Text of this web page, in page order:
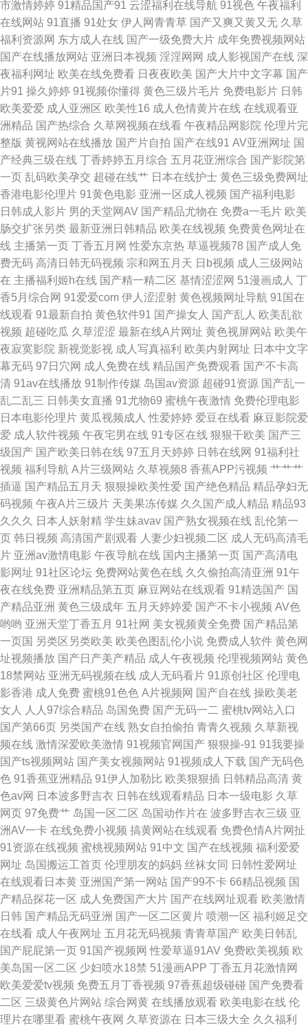
美女 亚洲最大成人久久 国产网址线路 91黑丝美女大胸被艹 日韩a 超碰97网
五月激情婷婷深深爱 女同精品 AV不卡在线播放 天堂男人香蕉999 A级曰逼
视频 丁香五月色播网 91嫩草国产精品 婷婷av福利 www豆花社区 无码中文
字幕懂色 久久草视频 91性福短视频 成人斗音视频 国产精品久久孕妇 老湿机
福利影院 人妖另类人兽 婷婷五月先锋 91豆花在线免费观看 91免费看片天堂
毛片基地破处 亚洲成人综合小说网 91Aⅴ中出 91小网站 福利影院你懂的 久
久中文骚 日本三级99 先锋资源色色 91久久极品影视 成人精品日韩精品 欧美
日韩性爱网 日韩精品导航 影音先锋性爱aV 91爱啪啪 91麻豆传媒国产大片
91嫂子在线 91大神免费在线 久久精品欧美 欧美操逼1区2区视频 婷婷五月天
资源站 一区二区三区国产少妇 亚洲狼人综合社区 91在线观看播放网址 欧美
日韩干逼网站 91午夜色色 老女人综合网 在线不卡视频一区 国产人妖性爱在
线观看 国产黑料福利社 成人免费视 日韩无码丝袜网址 91桃色国产探花 久久
大香蕉伊人 国产福利精品一 四虎论坛 91在线网页视频 免费AV网址在线观看
91导航在线观看 国产精品禁久久 日韩深夜肏逼啪啪啪 www91免费福利 人妖
自蔚 91桃色国产探花 激情自拍第三区 午夜视频网站 99prom在线视频 日本
高清 91精品91 狠狠成人集合 伪娘网站 狠狠日日 老司机精品专区 91福利主
播 韩国福利二区综合 先锋影音熟女AV资源 91足交欧美毛片 毛片水多多
91av免费网址 久久高清黄色视频网 91大神精品 国产在线ts 一级片秋霞黄色
网 www操欧美 三级片黄色网址 91视在线视频 久草福利1 伊人久久狼
www91网址 欧美国产久草在线观看 91豆花视频观看 东方va地址在线观看
日韩无螥 91你免费视频在线 黑丝美女自慰网站
市激情婷婷 91精品国产91 云涩福利在线导航 91视色 午夜福利
在线网站 91直播 91处女 伊人网青青草 国产又爽又黄又无 久草
福利资源网 东方成人在线 国产一级免费大片 成年免费视频网站
国产在线播放网站 亚洲日本视频 淫淫网网 成人影视国产在线 深
夜福利网址 欧美在线免费看 日夜夜欧美 国产大片中文字幕 国产
片91 操久婷婷 91视频你懂得 黄色三级片毛片 免费电影片 日韩
欧美爱爱 成人亚洲区 欧美性16 成人色情黄片在线 在线观看亚
洲精品 国产热综合 久草网视频在线看 午夜精品网影院 伦理片完
整版 黄视网站在线播放 国产片自拍 国产在线91 AV亚洲网址 国
产经典三级在线 丁香婷婷五月综合 五月花亚洲综合 国产影院第
一页 乱码欧美孕交 超碰在线艹 日本在线护士 黄色三级免费网址
香港电影伦理片 91黄色电影 亚洲一区成人视频 国产福利电影
日韩成人影片 男的天堂网AV 国产精品尤物在 免费a一毛片 欧美
肠交扩张另类 最新亚洲日韩精品 欧美在线视频 免费黄色网址在
线 主播第一页 丁香五月网 性爱东京热 草逼视频78 国产成人免
费无码 高清日韩无码视频 宗和网五月天 日b视频 成人三级网站
在 主播福利姬h在线 国产精一精二区 基情涩涩网 51漫画成人 丁
香5月综合网 91爱爱com 伊人涩涩射 黄色视频网址导航 91国在
线观看 91最新自拍 黄色软件91 国产操女人 国产乱人 欧美乱欲
视频 超碰吃瓜 久草涩涩 最新在线A片网址 黄色视屏网站 欧美午
夜寂寞影院 新视觉影视 成人写真福利 欧美内射网址 日本中文字
幕无码 97日穴网 成人免费在线 精品国产免费观看 国产不卡高
清 91av在线播放 91制作传媒 岛国av资源 超碰91资源 国产乱一
乱二乱三 日韩美女直播 91尤物69 蜜桃午夜激情 免费伦理电影
日本电影伦理片 黄瓜视频成人 性爱婷婷 爱豆在线看 麻豆影院爱
爱 成人软件视频 午夜宅男在线 91专区在线 狠狠干欧美 国产三
级国产 国产欧美日韩在线 97五月天婷婷 日韩在线网 91福利社
视频 福利导航 A片三级网站 久草视频8 香蕉APP污视频 艹艹艹
插逼 国产精品五月天 狠狠操欧美性爱 国产绝色精品 精品孕妇无
码视频 午夜A片三级片 天美果冻传媒 久久国产成人精品 精品93
久久久
日本人妖射精 学生妹avav 国产熟女视频在线 乱伦第一
页 韩日视频 高清国产剧观看 人妻少妇视频二区 成人无码高清毛
片 亚洲av激情电影 午夜导航在线 国内主播第一页 国产高清电
影网址 91社区论坛 免费网站黄色在线 久久偷拍高清亚洲 91午
夜在线免费 亚洲精品第五页 麻豆网站在线观看 91精选国产 国
产精品亚洲 黄色三级成年 五月天婷婷爱 国产不卡小视频 AV色
哟哟 亚洲天堂丁香五月 91社网 美女视频黄全免费 国产精品第
一页国 另类区另类欧美 欧美色图乱伦小说 免费成人软件 黄色网
址视频播放 国产日产美产精品 成人午夜视频 伦理视频网站 黄色
18禁网站 亚洲无码视频在线 成人无码看片 91原创社区 伦理电
影香港 成人免费 蜜桃91色色 A片视频网 国产自在线 操欧美老
女人
人人97综合精品 岛国免费 国产无码一二 蜜桃tv网站入口
国产第66页 另类国产在线 熟女自拍偷拍 青青久视频 久草新视
频在线 激情深爱欧美激情 91视频官网国产 狠狠操-91 91我要操
国产ts视频网站 国产美女视频网站 91视频成人下载 国产无码色
色 91香蕉亚洲精品 91伊人加勒比 欧美狠狠插 日韩精品高清 黄
色av网 日本波多野吉衣 日韩在线观看精品 日本一级电影 久草
网页 97免费艹 岛国一区二区 岛国动作片在 波多野吉衣三级 亚
洲AV一卡 在线免费小视频 搞黄网站在线观看 免费色情A片网扯
91资源在线视频 蜜桃视频网站 91中文 国产在线视频 福利爱爱
网址 岛国搬运工首页 伦理朋友的妈妈 丝袜女同 日韩性爱网址
在线观看日本黄 亚洲国产第一网站 国产99不卡 66精品视频 国
产精品探花一区 成人免费国产大片 国产在线网址观看 欧美激情
日韩 国产精品无码亚洲 国产一区二区黄片 喷潮一区 福利姬足交
在线看 成人午夜网址 五月花无码视频 青青草国产 欧美日韩乱
国产屁屁第一页 91国产视频网 性爱草逼91AV 免费欧美视频 欧
美岛国一区二区 少妇喷水18禁 51漫画APP 丁香五月花激情网
欧美爱爱tv视频 免费五月丁香视频 97香蕉超级碰碰 国产免费看
二区 三级黄色片网站 综合网黄 在线播放观看 欧美电影在线 伦
理片在哪里看 蜜桃午夜网 久草资源在 日本三级大全 久久福利